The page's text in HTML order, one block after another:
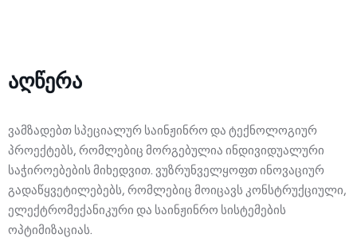
Forum
Support request
About company
Management
აღწერა
ვამზადებთ სპეციალურ საინჟინრო და ტექნოლოგიურ
პროექტებს, რომლებიც მორგებულია ინდივიდუალური
საჭიროებების მიხედვით. ვუზრუნველყოფთ ინოვაციურ
გადაწყვეტილებებს, რომლებიც მოიცავს კონსტრუქციული,
ელექტრომექანიკური და საინჟინრო სისტემების
ოპტიმიზაციას.